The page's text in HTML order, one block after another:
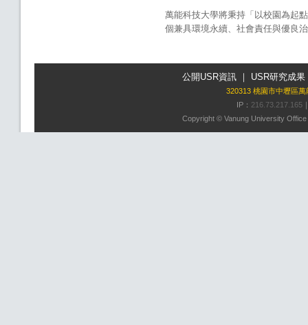
萬能科技大學將秉持「以校園為起
個兼具環境永續、社會責任與優良
公開USR資訊 ｜ USR研究成果
320313 桃園市中壢區萬
IP： 216.73.217.165
Copyright © Vanung University